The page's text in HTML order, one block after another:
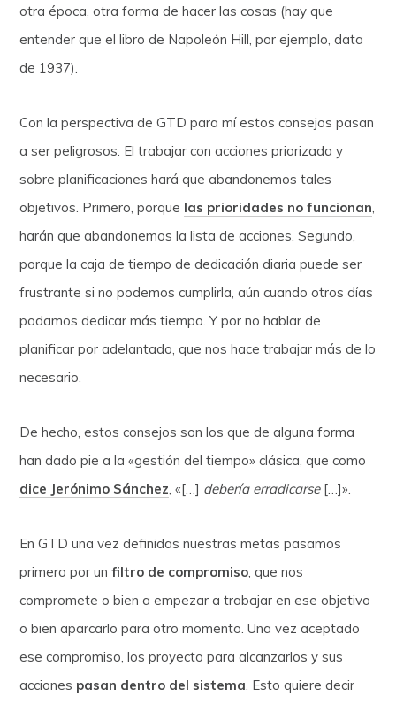
otra época, otra forma de hacer las cosas (hay que
entender que el libro de Napoleón Hill, por ejemplo, data
de 1937).
Con la perspectiva de GTD para mí estos consejos pasan
a ser peligrosos. El trabajar con acciones priorizada y
sobre planificaciones hará que abandonemos tales
objetivos. Primero, porque las prioridades no funcionan,
harán que abandonemos la lista de acciones. Segundo,
porque la caja de tiempo de dedicación diaria puede ser
frustrante si no podemos cumplirla, aún cuando otros días
podamos dedicar más tiempo. Y por no hablar de
planificar por adelantado, que nos hace trabajar más de lo
necesario.
De hecho, estos consejos son los que de alguna forma
han dado pie a la «gestión del tiempo» clásica, que como
dice Jerónimo Sánchez, «[…] debería erradicarse[…]».
En GTD una vez definidas nuestras metas pasamos
primero por unfiltro de compromiso, que nos
compromete o bien a empezar a trabajar en ese objetivo
o bien aparcarlo para otro momento. Una vez aceptado
ese compromiso, los proyecto para alcanzarlos y sus
acciones pasan dentro del sistema. Esto quiere decir